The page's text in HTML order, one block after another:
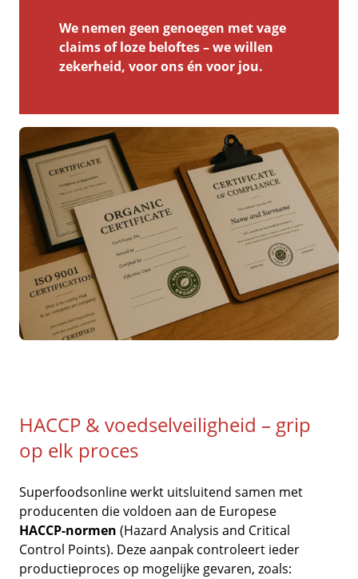
We nemen geen genoegen met vage
claims of loze beloftes – we willen
zekerheid, voor ons én voor jou.
HACCP & voedselveiligheid – grip
op elk proces
Superfoodsonline werkt uitsluitend samen met
producenten die voldoen aan de Europese
HACCP-normen (Hazard Analysis and Critical
Control Points). Deze aanpak controleert ieder
productieproces op mogelijke gevaren, zoals: